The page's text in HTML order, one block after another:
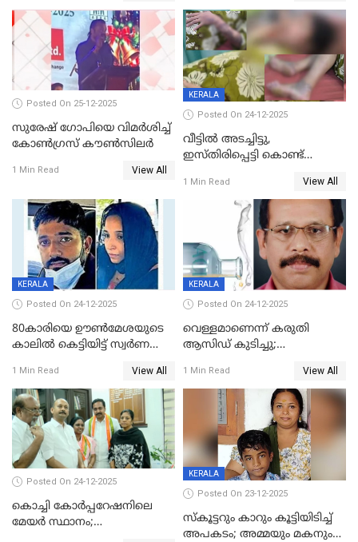
Posted On 25-12-2025
സുരേഷ് ഗോപിയെ വിമര്‍ശിച്ച്
കോണ്‍ഗ്രസ് കൗണ്‍സിലര്‍
1 Min Read View All
KERALA
Posted On 24-12-2025
വീട്ടിൽ അടച്ചിട്ടു,
ഇസ്തിരിപ്പെട്ടി കൊണ്ട്
ഗർഭിണിയായ യുവതിക്ക് ക്രൂര
1 Min Read View All
KERALA
Posted On 24-12-2025
80കാരിയെ ഊൺമേശയുടെ
കാലിൽ കെട്ടിയിട്ട് സ്വർണവും
കൊച്ചുമകനും സുഹൃത്തും
അറസ്റ്റിൽ
1 Min Read View All
KERALA
Posted On 24-12-2025
വെള്ളമാണെന്ന് കരുതി
ആസിഡ് കുടിച്ചു;
മരിച്ചു
1 Min Read View All
Posted On 24-12-2025
കൊച്ചി കോര്‍പ്പറേഷനിലെ
മേയര്‍ സ്ഥാനം;
KERALA
Posted On 23-12-2025
സ്കൂട്ടറും കാറും കൂട്ടിയിടിച്ച്
അപകടം; അമ്മയും മകനും